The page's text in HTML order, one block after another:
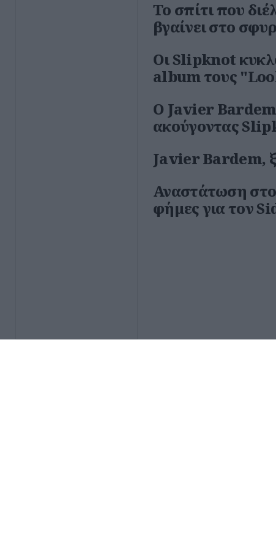
Το σπίτι που
βγαίνει στο
Οι Slipknot
album τους
Ο Javier Bardem
ακούγοντας
Javier Bardem,
Αναστάτωση
φήμες για τον